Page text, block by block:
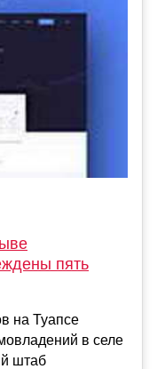
пять
на Туапсе
в селе
штаб